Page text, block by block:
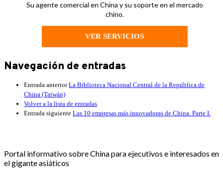
Su agente comercial en China y su soporte en el mercado
chino.
VER SERVICIOS
Navegación de entradas
Entrada anterior La Biblioteca Nacional Central de la República de
China (Taiwán)
Volver a la lista de entradas
Entrada siguiente Las 10 empresas más innovadoras de China. Parte I.
Portal informativo sobre China para ejecutivos e interesados en
el gigante asiáticos